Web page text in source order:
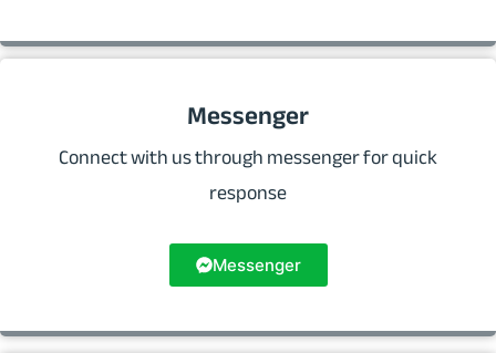
Messenger
Connect with us through messenger for quick
response
Messenger